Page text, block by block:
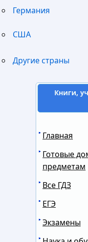
Германия
США
Другие страны
Книги,
Главная
Готовые
предметам
Все ГДЗ
ЕГЭ
Экзамены